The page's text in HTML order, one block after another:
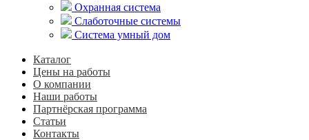
Охранная система
Слаботочные системы
Система умный дом
Каталог
Цены на работы
О компании
Наши работы
Партнёрская программа
Статьи
Контакты